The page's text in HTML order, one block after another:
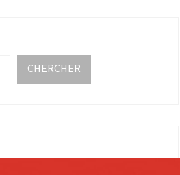
CHERCHER